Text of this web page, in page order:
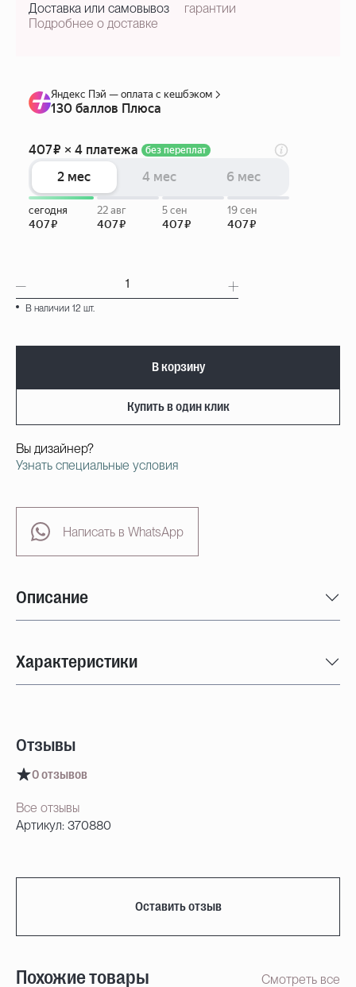
В наличии 12 шт.
В корзину
Купить в один клик
Вы дизайнер?
Узнать специальные условия
Написать в WhatsApp
Описание
Характеристики
Доставка или самовывоз
Подробнее о доставке
гарантии
Отзывы
0 отзывов
Все отзывы
Артикул: 370880
Оставить отзыв
Похожие товары Смотреть все